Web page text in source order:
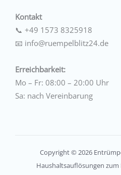
Kontakt
📞 +49 1573 8325918
📧 info@ruempelblitz24.de
Erreichbarkeit:
Mo – Fr: 08:00 – 20:00 Uhr
Sa: nach Vereinbarung
Copyright © 2026
Haushaltsauflösungen